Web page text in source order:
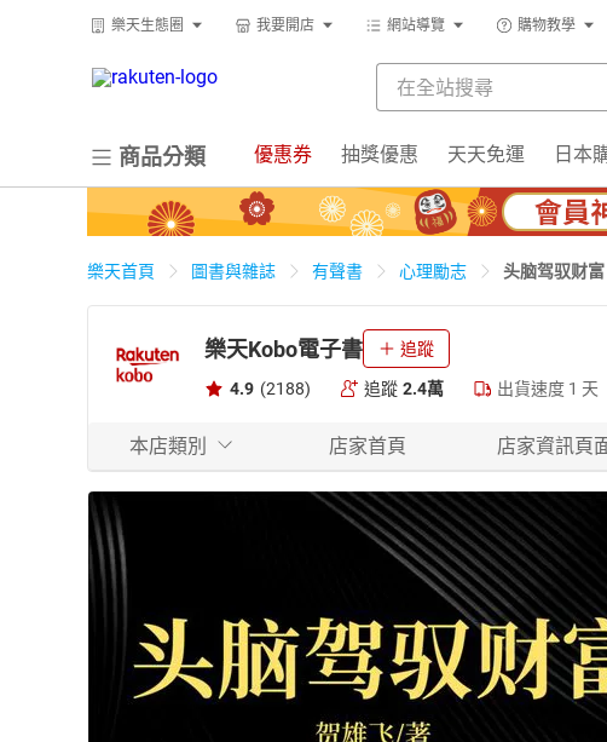
樂天生態圈 我要開店 網站導覽 購物教學
商品分類 優惠券 抽獎優惠 天天免運 日本
樂天首頁 圖書與雜誌 有聲書 心理勵志 头脑驾驭财富
樂天Kobo電子書 追蹤
4.9 (2188) 追蹤 2.4萬 出貨速度 1 天
本店類別 店家首頁 店家資訊頁